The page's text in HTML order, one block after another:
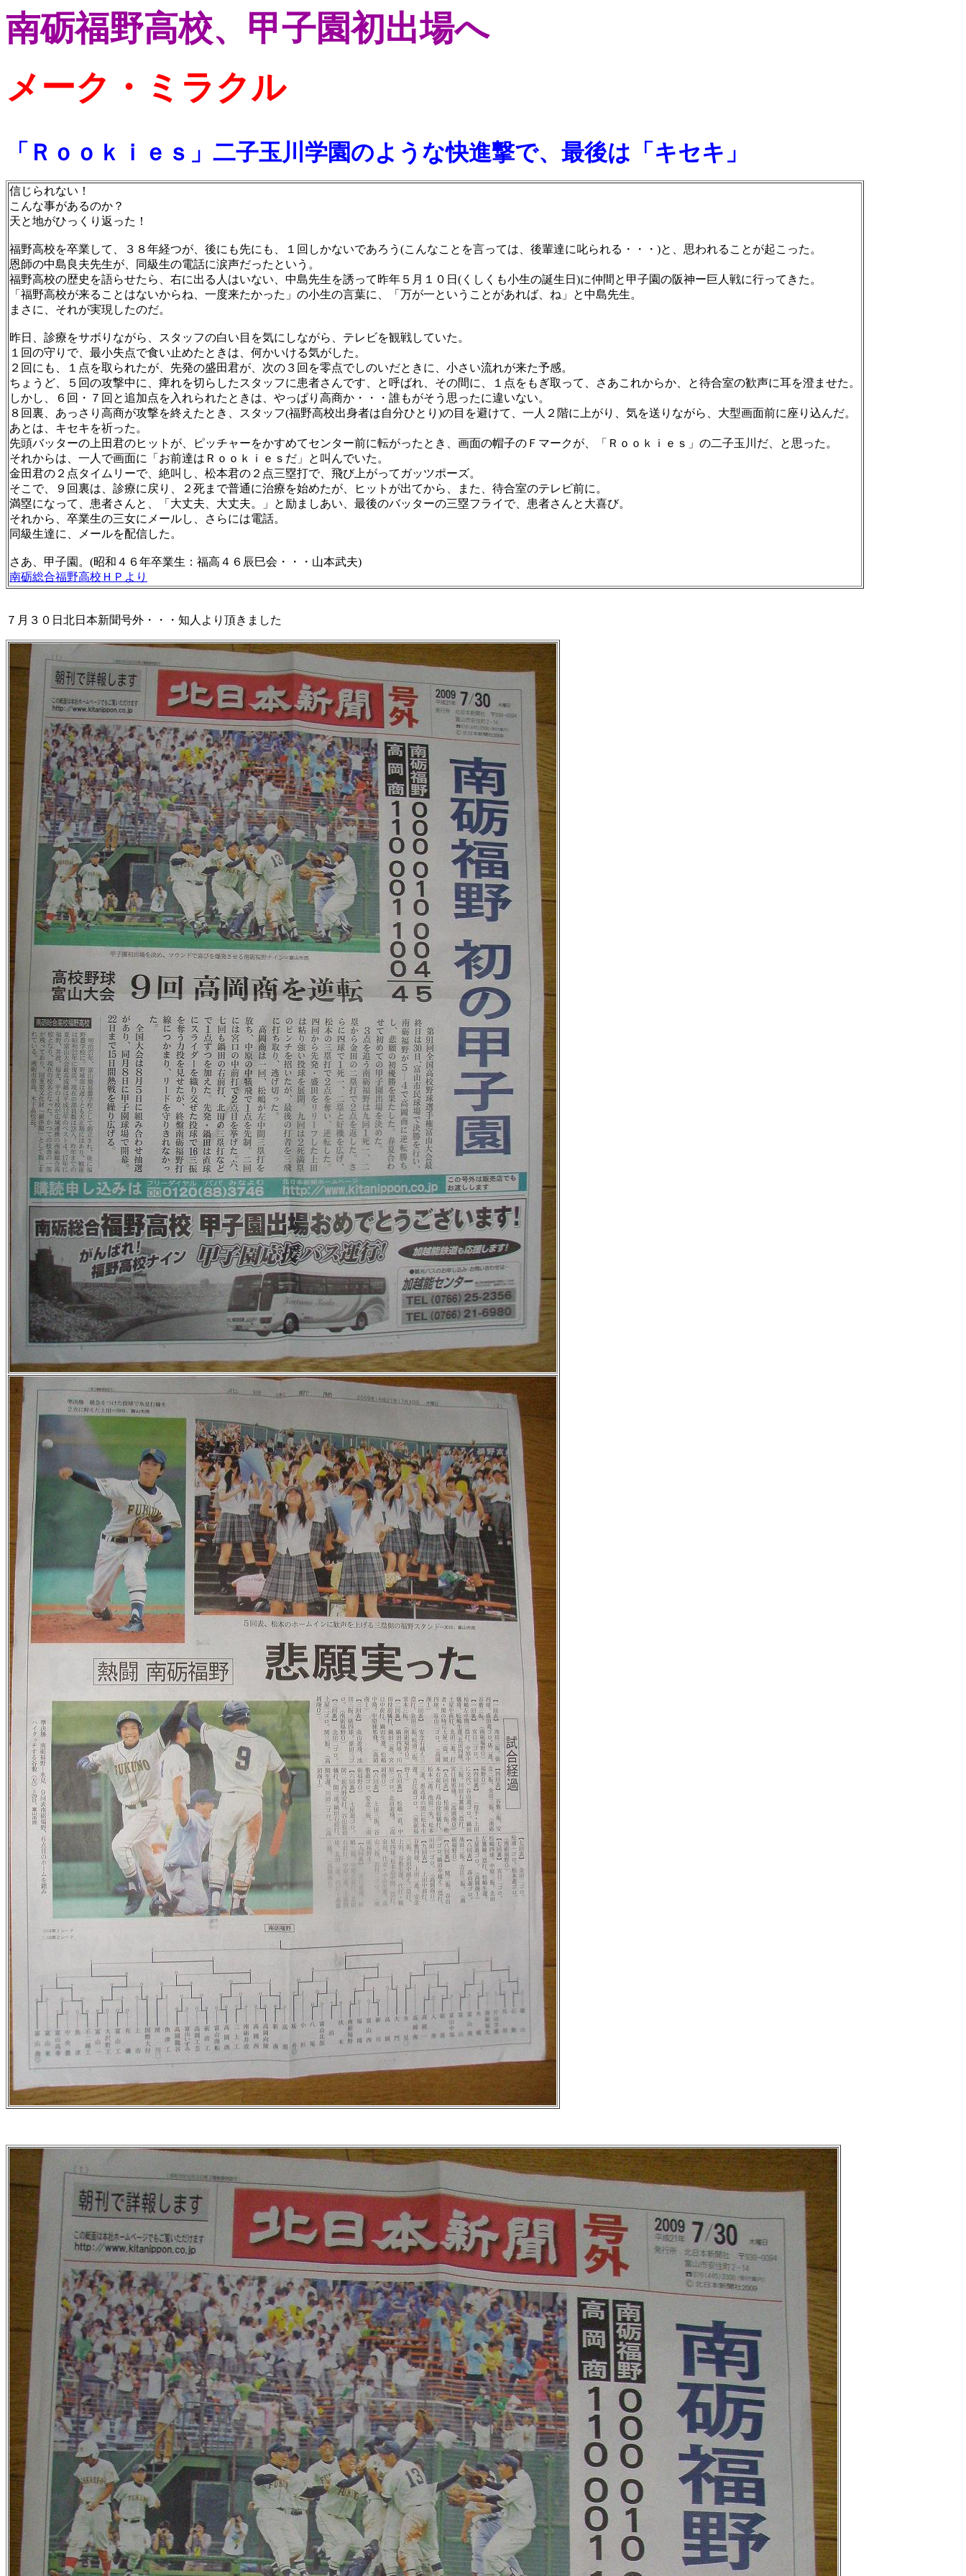
南砺福野高校、甲子園初出場へ
メーク・ミラクル
「Ｒｏｏｋｉｅｓ」二子玉川学園のような快進撃で、最後は「キセキ」
信じられない！
こんな事があるのか？
天と地がひっくり返った！
福野高校を卒業して、３８年経つが、後にも先にも、１回しかないであろう(こんなことを言っては、後輩達に叱られる・・・)と、思われることが起こった。
恩師の中島良夫先生が、同級生の電話に涙声だったという。
福野高校の歴史を語らせたら、右に出る人はいない、中島先生を誘って昨年５月１０日(くしくも小生の誕生日)に仲間と甲子園の阪神ー巨人戦に行ってきた。
「福野高校が来ることはないからね、一度来たかった」の小生の言葉に、「万が一ということがあれば、ね」と中島先生。
まさに、それが実現したのだ。
昨日、診療をサボりながら、スタッフの白い目を気にしながら、テレビを観戦していた。
１回の守りで、最小失点で食い止めたときは、何かいける気がした。
２回にも、１点を取られたが、先発の盛田君が、次の３回を零点でしのいだときに、小さい流れが来た予感。
ちょうど、５回の攻撃中に、痺れを切らしたスタッフに患者さんです、と呼ばれ、その間に、１点をもぎ取って、さあこれからか、と待合室の歓声に耳を澄ませた。
しかし、６回・７回と追加点を入れられたときは、やっぱり高商か・・・誰もがそう思ったに違いない。
８回裏、あっさり高商が攻撃を終えたとき、スタッフ(福野高校出身者は自分ひとり)の目を避けて、一人２階に上がり、気を送りながら、大型画面前に座り込んだ。
あとは、キセキを祈った。
先頭バッターの上田君のヒットが、ピッチャーをかすめてセンター前に転がったとき、画面の帽子のＦマークが、「Ｒｏｏｋｉｅｓ」の二子玉川だ、と思った。
それからは、一人で画面に「お前達はＲｏｏｋｉｅｓだ」と叫んでいた。
金田君の２点タイムリーで、絶叫し、松本君の２点三塁打で、飛び上がってガッツポーズ。
そこで、９回裏は、診療に戻り、２死まで普通に治療を始めたが、ヒットが出てから、また、待合室のテレビ前に。
満塁になって、患者さんと、「大丈夫、大丈夫。」と励ましあい、最後のバッターの三塁フライで、患者さんと大喜び。
それから、卒業生の三女にメールし、さらには電話。
同級生達に、メールを配信した。
さあ、甲子園。(昭和４６年卒業生：福高４６辰巳会・・・山本武夫)
南砺総合福野高校ＨＰより
７月３０日北日本新聞号外・・・知人より頂きました